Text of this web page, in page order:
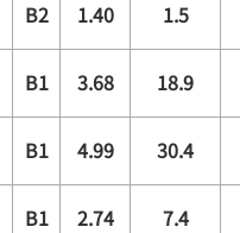
B2 1.40 1.5
B1 3.68 18.9
B1 4.99 30.4
B1 2.74 7.4